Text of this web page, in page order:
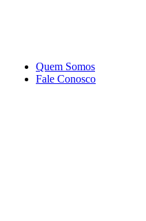
Quem Somos
Fale Conosco